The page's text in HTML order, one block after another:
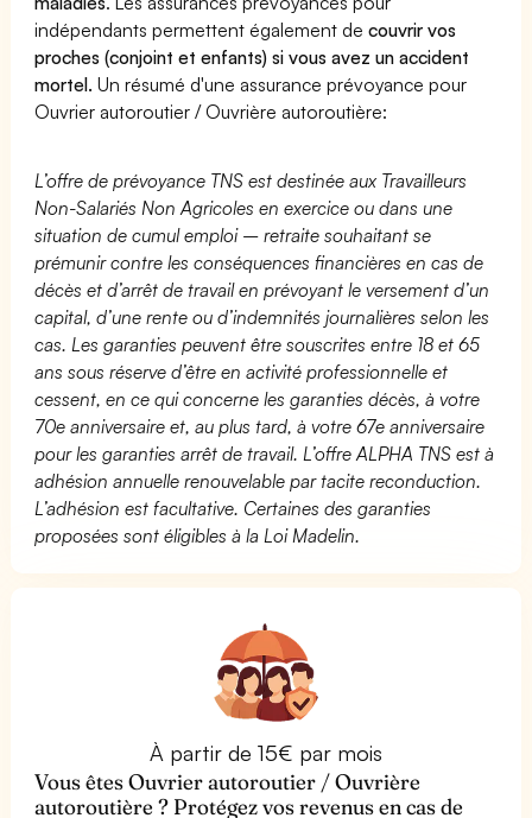
indépendants permettent également decouvrir vos
proches (conjoint et enfants) si vous avez un accident
mortel. Un résumé d'une assurance prévoyance pour
Ouvrier autoroutier / Ouvrière autoroutière:
L’offre de prévoyance TNS est destinée aux Travailleurs
Non-Salariés Non Agricoles en exercice ou dans une
situation de cumul emploi – retraite souhaitant se
prémunir contre les conséquences financières en cas de
décès et d’arrêt de travail en prévoyant le versement d’un
capital, d’une rente ou d’indemnités journalières selon les
cas. Les garanties peuvent être souscrites entre 18 et 65
ans sous réserve d’être en activité professionnelle et
cessent, en ce qui concerne les garanties décès, à votre
70e anniversaire et, au plus tard, à votre 67e anniversaire
pour les garanties arrêt de travail. L’offre ALPHA TNS est à
adhésion annuelle renouvelable par tacite reconduction.
L’adhésion est facultative. Certaines des garanties
proposées sont éligibles à la Loi Madelin.
À partir de 15€ par mois
Vous êtes Ouvrier autoroutier / Ouvrière
autoroutière ? Protégez vos revenus en cas de